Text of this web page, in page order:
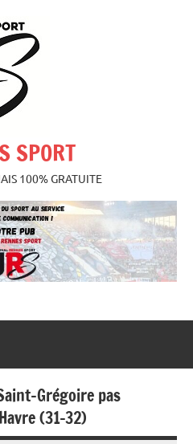
SPORT
100% GRATUITE
Grégoire pas
(31-32)